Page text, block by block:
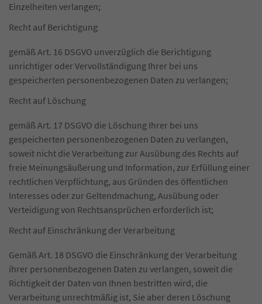
Einzelheiten verlangen;
Recht auf Berichtigung
gemäß Art. 16 DSGVO unverzüglich die Berichtigung
unrichtiger oder Vervollständigung Ihrer bei uns
gespeicherten personenbezogenen Daten zu verlangen;
Recht auf Löschung
gemäß Art. 17 DSGVO die Löschung Ihrer bei uns
gespeicherten personenbezogenen Daten zu verlangen,
soweit nicht die Verarbeitung zur Ausübung des Rechts auf
freie Meinungsäußerung und Information, zur Erfüllung einer
rechtlichen Verpflichtung, aus Gründen des öffentlichen
Interesses oder zur Geltendmachung, Ausübung oder
Verteidigung von Rechtsansprüchen erforderlich ist;
Recht auf Einschränkung der Verarbeitung
Gemäß Art. 18 DSGVO die Einschränkung der Verarbeitung
ihrer personenbezogenen Daten zu verlangen, soweit die
Richtigkeit der Daten von Ihnen bestritten wird, die
Verarbeitung unrechtmäßig ist, Sie aber deren Löschung